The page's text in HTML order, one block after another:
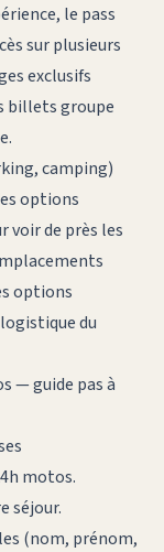
le pass
sur plusieurs
exclusifs
billets groupe
camping)
options
voir de près les
options
du
— guide pas à
motos.
séjour.
(nom, prénom,